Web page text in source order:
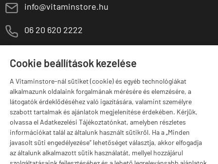
Cookie beállítások kezelése
A Vitaminstore-nál sütiket (cookie) és egyéb technológiákat
alkalmazunk oldalaink forgalmának mérésére és elemzésére, a
látogatók érdeklődéséhez való igazítására, valamint személyre
szabott tartalmak és ajánlatok megjelenítése érdekében. Kérjük,
olvassa el Adatkezelési Tájékoztatónkat, amelyben részletes
információkat talál az általunk használt sütikről. Ha a „Minden
javasolt süti engedélyezése” lehetőséget választja, akkor elfogadja
az általunk alkalmazott sütik használatát, mellyel hozzájárul
E info@vitaminstore.hu
M 06 20 620 2222
Szugló u. 83-85.
Márkák
Valuta választás